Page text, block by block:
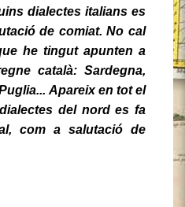
dialectes italians es
de comiat. No cal
he tingut apunten a
català: Sardegna,
Apareix en tot el
del nord es fa
com a salutació de